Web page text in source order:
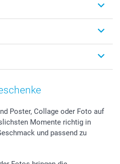
& Poster
Poster, Collage oder Foto auf
Momente richtig in
und passend zu